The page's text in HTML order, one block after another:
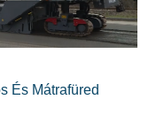
És Mátrafüred